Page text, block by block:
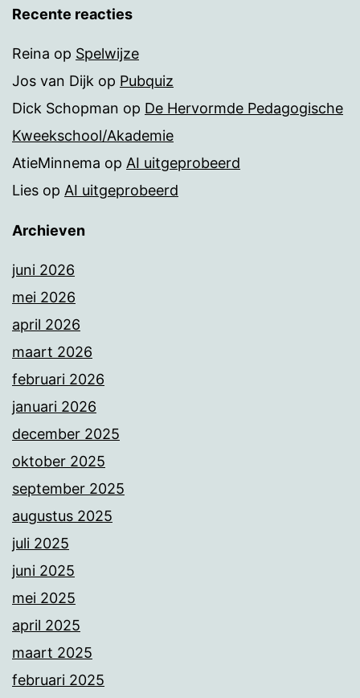
Recente reacties
Reina op Spelwijze
Jos van Dijk op Pubquiz
Dick Schopman op De Hervormde Pedagogische
Kweekschool/Akademie
AtieMinnema op AI uitgeprobeerd
Lies op AI uitgeprobeerd
Archieven
juni 2026
mei 2026
april 2026
maart 2026
februari 2026
januari 2026
december 2025
oktober 2025
september 2025
augustus 2025
juli 2025
juni 2025
mei 2025
april 2025
maart 2025
februari 2025